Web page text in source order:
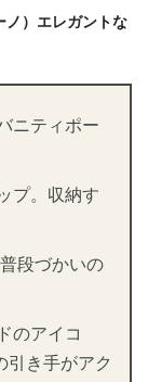
）エレガントな
ニティポー
プ。収納す
段づかいの
のアイコ
引き手がアク